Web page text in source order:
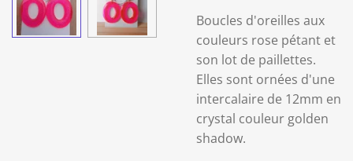
Boucles d'oreilles aux
couleurs rose pétant et
son lot de paillettes.
Elles sont ornées d'une
intercalaire de 12mm en
crystal couleur golden
shadow.